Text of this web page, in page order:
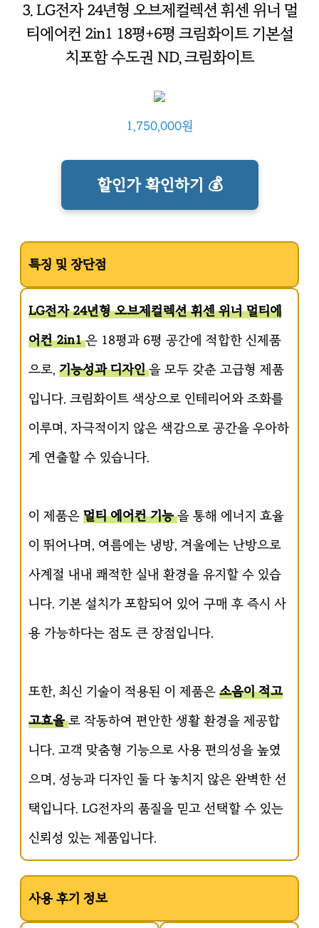
3. LG전자 24년형 오브제컬렉션 휘센 위너 멀
티에어컨 2in1 18평+6평 크림화이트 기본설
치포함 수도권 ND, 크림화이트
1,750,000원
할인가 확인하기 💰
특징 및 장단점
LG전자 24년형 오브제컬렉션 휘센 위너 멀티에
어컨 2in1은 18평과 6평 공간에 적합한 신제품
으로, 기능성과 디자인을 모두 갖춘 고급형 제품
입니다. 크림화이트 색상으로 인테리어와 조화를
이루며, 자극적이지 않은 색감으로 공간을 우아하
게 연출할 수 있습니다.
이 제품은 멀티 에어컨 기능을 통해 에너지 효율
이 뛰어나며, 여름에는 냉방, 겨울에는 난방으로
사계절 내내 쾌적한 실내 환경을 유지할 수 있습
니다. 기본 설치가 포함되어 있어 구매 후 즉시 사
용 가능하다는 점도 큰 장점입니다.
또한, 최신 기술이 적용된 이 제품은 소음이 적고
고효율로 작동하여 편안한 생활 환경을 제공합
니다. 고객 맞춤형 기능으로 사용 편의성을 높였
으며, 성능과 디자인 둘 다 놓치지 않은 완벽한 선
택입니다. LG전자의 품질을 믿고 선택할 수 있는
신뢰성 있는 제품입니다.
사용 후기 정보